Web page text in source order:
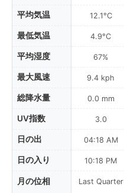
平均気温
最低気温
平均湿度
最大風速
総降水量
UV指数
日の出
日の入り
月の位相
12.1°C
4.9°C
67%
9.4 kph
0.0 mm
3.0
04:18 AM
10:18 PM
Last Quarter